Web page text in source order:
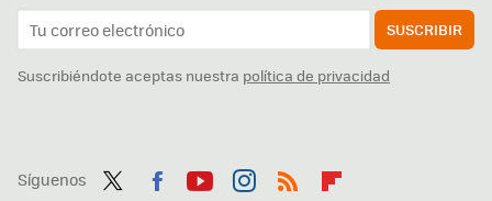
SUSCRIBIR
Suscribiéndote aceptas nuestra política de privacidad
Síguenos